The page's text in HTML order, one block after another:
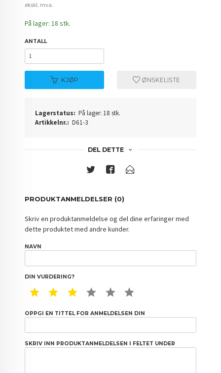
ekskl. mva.
På lager: 18 stk.
ANTALL
KJØP ØNSKELISTE
Lagerstatus: På lager: 18 stk.
Artikkelnr.: D61-3
DEL DETTE
PRODUKTANMELDELSER (0)
Skriv en produktanmeldelse og del dine erfaringer med
dette produktet med andre kunder.
NAVN
DIN VURDERING?
1 STAR2 STAR3 STAR4 STAR5 STAR
OPPGI EN TITTEL FOR ANMELDELSEN DIN
SKRIV INN PRODUKTANMELDELSEN I FELTET UNDER